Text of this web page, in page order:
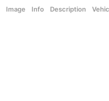
Image Info Description